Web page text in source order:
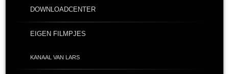
DOWNLOADCENTER
EIGEN FILMPJES
KANAAL VAN LARS